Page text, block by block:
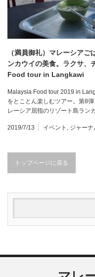
（満員御礼）マレーシア
ンカウイの美食。ラクサ、
Food tour in Langkawi
Malaysia Food tour 2019 in
をとことん楽しむツアー。第8
レーシア屈指のリゾート島ラン
2019/7/13 イベント , ジャーナ
トップページに戻る